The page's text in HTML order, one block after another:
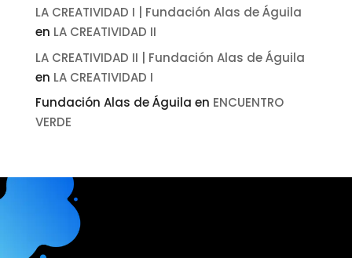
LA CREATIVIDAD I | Fundación Alas de Águila
en LA CREATIVIDAD II
LA CREATIVIDAD II | Fundación Alas de Águila
en LA CREATIVIDAD I
Fundación Alas de Águila en ENCUENTRO
VERDE